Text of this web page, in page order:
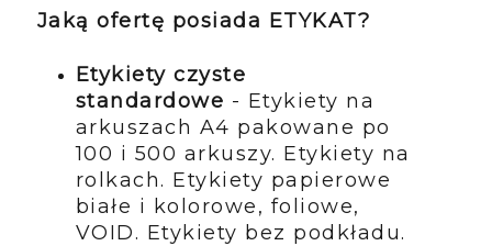
Jaką ofertę posiada ETYKAT?
Etykiety czyste
standardowe - Etykiety na
arkuszach A4 pakowane po
100 i 500 arkuszy. Etykiety na
rolkach. Etykiety papierowe
białe i kolorowe, foliowe,
VOID. Etykiety bez podkładu.